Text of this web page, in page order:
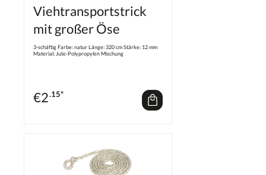
Viehtransportstrick
mit großer Öse
3-schäftig Farbe: natur Länge: 320 cm Stärke: 12 mm
Material: Jute-Polypropylen Mischung
€2.15*